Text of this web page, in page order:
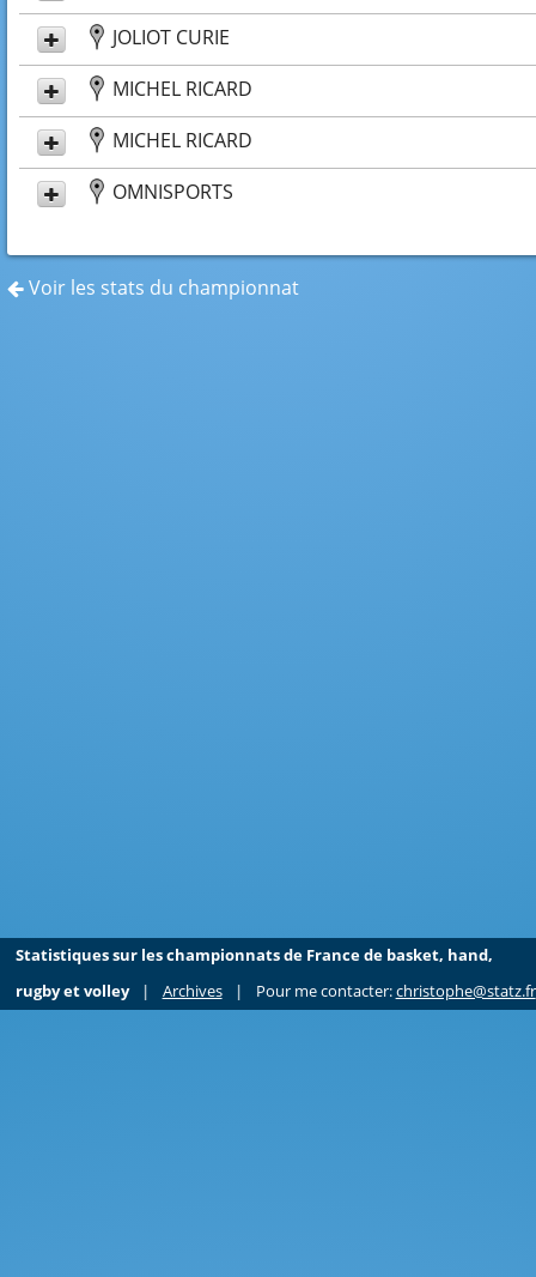
JOLIOT CURIE
MICHEL RICARD
MICHEL RICARD
OMNISPORTS
Voir les stats du championnat
Statistiques sur les championnats de France de basket, hand,
rugby et volley
| Archives | Pour me contacter:christophe@statz.fr